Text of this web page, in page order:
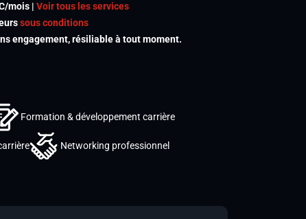
mois | Voir tous les services
sous conditions
engagement, résiliable à tout moment.
Formation & développement carrière
Networking professionnel